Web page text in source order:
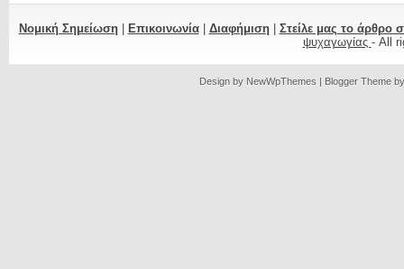
Νομική Σημείωση| Επικοινωνία| Διαφήμιση| Στείλε μας το άρθρο
ψυχαγωγίας - All
Design by NewWpThemes | Blogger Theme